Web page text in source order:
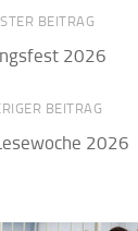
BEITRAG
2026
BEITRAG
2026